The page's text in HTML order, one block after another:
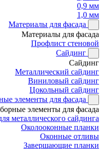
0,9 мм
1,0 мм
Материалы для фасада
Материалы для фасада
Профлист стеновой
Сайдинг
Сайдинг
Металлический сайдинг
Виниловый сайдинг
Цокольный сайдинг
элементы для фасада
элементы для фасада
металлического сайдинга
Околооконные планки
Оконные отливы
Завершающие планки